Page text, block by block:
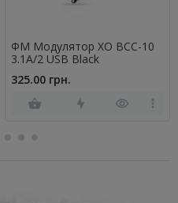
ФМ Модулятор XO BCC-10
3.1A/2 USB Black
325.00 грн.